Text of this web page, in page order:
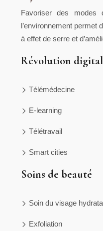
Favoriser des modes
l’environnement permet
à effet de serre et
Révolution
Télémédecine
E-learning
Télétravail
Smart cities
Soins de beauté
Soin du visage
Exfoliation